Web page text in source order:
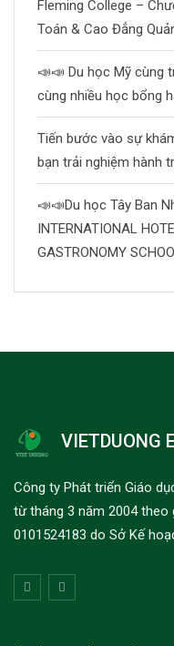
Fleming College –
Toán & Cao Đẳng
📣📣 Du học Mỹ cùng
cùng nhiều học bổng
Tiến bước vào sự
bạn trải nghiệm hành
📣📣Du học Tây Ban
INTERNATIONAL
GASTRONOMY
VIETDUONG
Công ty Phát triển Giáo
từ tháng 3 năm 2004 theo
0101524183 do Sở Kế